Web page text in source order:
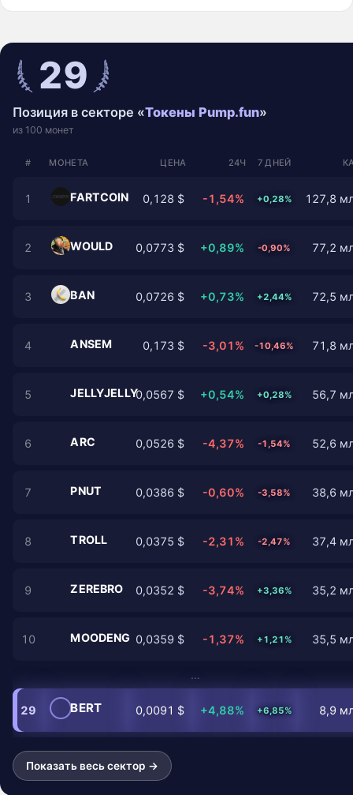
29
Позиция в секторе «Токены Pump.fun»
из 100 монет
# МОНЕТА ЦЕНА 24Ч 7 ДНЕЙ
1 FARTCOIN 0,128 $ -1,54% +0,28% 127,8
2 WOULD 0,0773 $ +0,89% -0,90% 77,2
3 BAN 0,0726 $ +0,73% +2,44% 72,5
4 ANSEM 0,173 $ -3,01% -10,46% 71,8
5 JELLYJELLY0,0567 $ +0,54% +0,28% 56,7
6 ARC 0,0526 $ -4,37% -1,54% 52,6
7 PNUT 0,0386 $ -0,60% -3,58% 38,6
8 TROLL 0,0375 $ -2,31% -2,47% 37,4
9 ZEREBRO 0,0352 $ -3,74% +3,36% 35,2
10 MOODENG 0,0359 $ -1,37% +1,21% 35,5
…
29 BERT 0,0091 $ +4,88% +6,85% 8,9
Показать весь сектор →